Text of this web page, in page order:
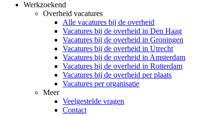
Werkzoekend
Overheid vacatures
Alle vacatures bij de overheid
Vacatures bij de overheid in Den Haag
Vacatures bij de overheid in Groningen
Vacatures bij de overheid in Utrecht
Vacatures bij de overheid in Amsterdam
Vacatures bij de overheid in Rotterdam
Vacatures bij de overheid per plaats
Vacatures per organisatie
Meer
Veelgestelde vragen
Contact